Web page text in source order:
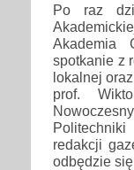
Po raz
Akademia
spotkanie z
lokalnej
prof.
redakcji
odbędzie się